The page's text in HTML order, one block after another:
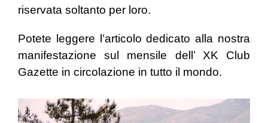
riservata soltanto per loro.
Potete leggere l’articolo dedicato alla nostra
manifestazione sul mensile dell’ XK Club
Gazette in circolazione in tutto il mondo.